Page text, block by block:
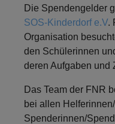
Die Spendengelder
SOS-Kinderdorf e.V.
Organisation
den Schülerinnen
deren Aufgaben und
Das Team der FNR
bei allen
Spenderinnen/